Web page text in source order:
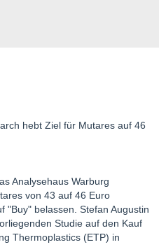
hebt Ziel für Mutares auf 46
Analysehaus Warburg
von 43 auf 46 Euro
"Buy" belassen. Stefan Augustin
Studie auf den Kauf
Thermoplastics (ETP) in